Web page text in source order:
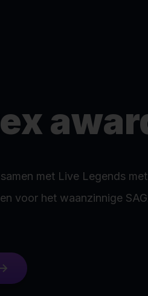
met Live Legends
voor het waanzinnige